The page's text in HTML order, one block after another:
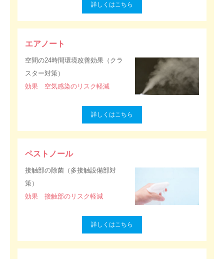
詳しくはこちら
エアノート
空間の24時間環境改善効果（クラ
スター対策）
効果 空気感染のリスク軽減
詳しくはこちら
ペストノール
接触部の除菌（多接触設備部対
策）
効果 接触部のリスク軽減
詳しくはこちら